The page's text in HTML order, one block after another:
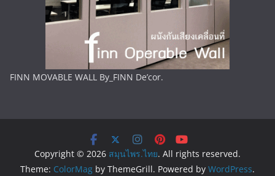
FINN MOVABLE WALL By_FINN De’cor.
Copyright © 2026 สมุนไพร.ไทย. All rights reserved.
Theme: ColorMag by ThemeGrill. Powered by WordPress.